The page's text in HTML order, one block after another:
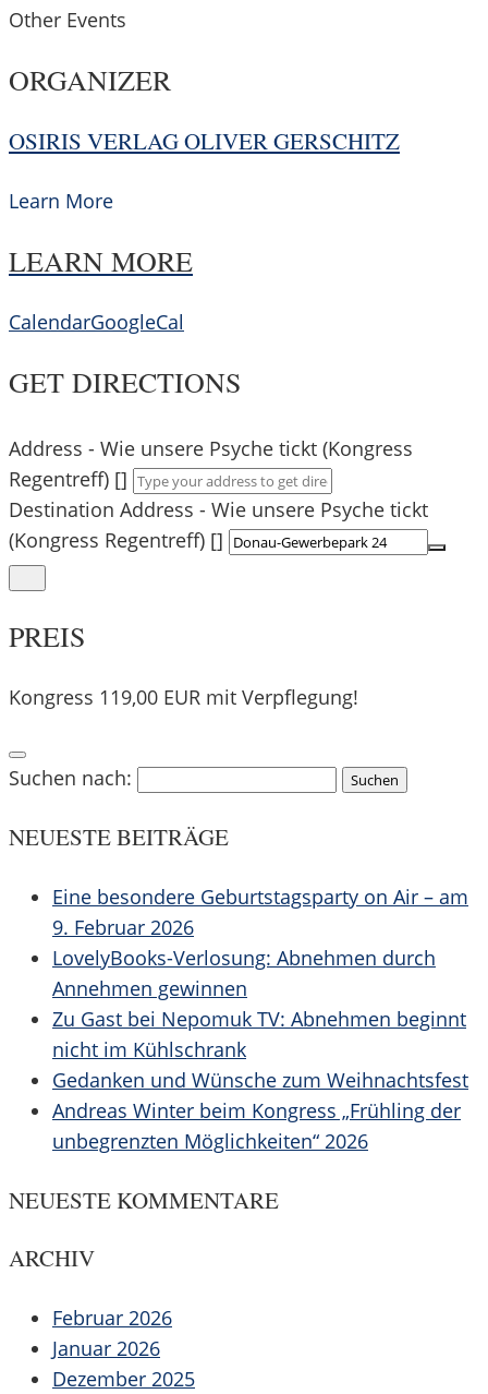
Other Events
ORGANIZER
OSIRIS VERLAG OLIVER GERSCHITZ
Learn More
LEARN MORE
CalendarGoogleCal
GET DIRECTIONS
Address - Wie unsere Psyche tickt (Kongress
Regentreff) []
Destination Address - Wie unsere Psyche tickt
(Kongress Regentreff) []
PREIS
Kongress 119,00 EUR mit Verpflegung!
Suchen nach:
NEUESTE BEITRÄGE
Eine besondere Geburtstagsparty on Air – am
9. Februar 2026
LovelyBooks-Verlosung: Abnehmen durch
Annehmen gewinnen
Zu Gast bei Nepomuk TV: Abnehmen beginnt
nicht im Kühlschrank
Gedanken und Wünsche zum Weihnachtsfest
Andreas Winter beim Kongress „Frühling der
unbegrenzten Möglichkeiten“ 2026
NEUESTE KOMMENTARE
ARCHIV
Februar 2026
Januar 2026
Dezember 2025